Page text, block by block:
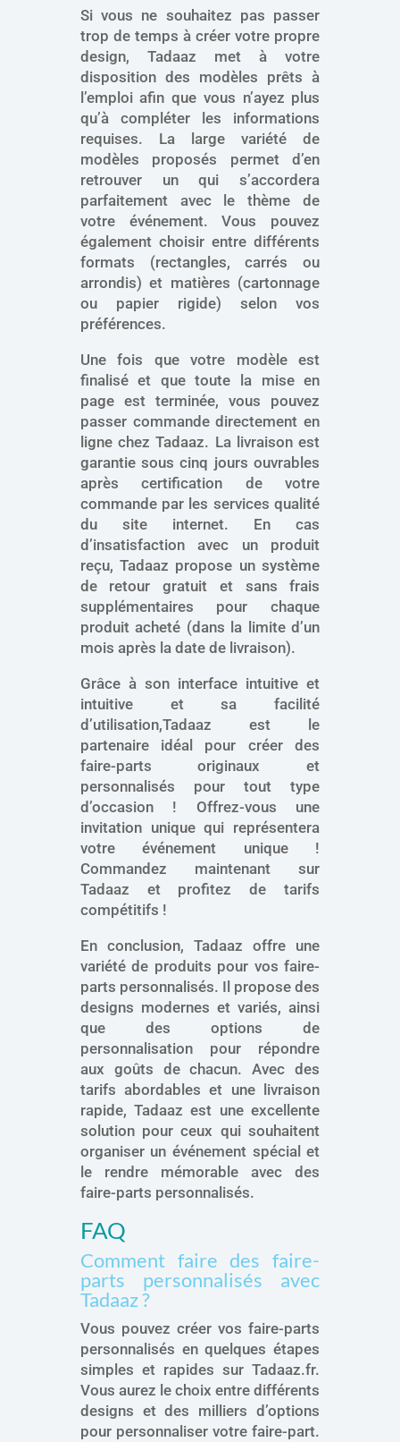
Si vous ne souhaitez pas passer
trop de temps à créer votre propre
design, Tadaaz met à votre
disposition des modèles prêts à
l’emploi afin que vous n’ayez plus
qu’à compléter les informations
requises. La large variété de
modèles proposés permet d’en
retrouver un qui s’accordera
parfaitement avec le thème de
votre événement. Vous pouvez
également choisir entre différents
formats (rectangles, carrés ou
arrondis) et matières (cartonnage
ou papier rigide) selon vos
préférences.
Une fois que votre modèle est
finalisé et que toute la mise en
page est terminée, vous pouvez
passer commande directement en
ligne chez Tadaaz. La livraison est
garantie sous cinq jours ouvrables
après certification de votre
commande par les services qualité
du site internet. En cas
d’insatisfaction avec un produit
reçu, Tadaaz propose un système
de retour gratuit et sans frais
supplémentaires pour chaque
produit acheté (dans la limite d’un
mois après la date de livraison).
Grâce à son interface intuitive et
intuitive et sa facilité
d’utilisation,Tadaaz est le
partenaire idéal pour créer des
faire-parts originaux et
personnalisés pour tout type
d’occasion ! Offrez-vous une
invitation unique qui représentera
votre événement unique !
Commandez maintenant sur
Tadaaz et profitez de tarifs
compétitifs !
En conclusion, Tadaaz offre une
variété de produits pour vos faire-
parts personnalisés. Il propose des
designs modernes et variés, ainsi
que des options de
personnalisation pour répondre
aux goûts de chacun. Avec des
tarifs abordables et une livraison
rapide, Tadaaz est une excellente
solution pour ceux qui souhaitent
organiser un événement spécial et
le rendre mémorable avec des
faire-parts personnalisés.
FAQ
Comment faire des faire-
parts personnalisés avec
Tadaaz ?
Vous pouvez créer vos faire-parts
personnalisés en quelques étapes
simples et rapides sur Tadaaz.fr.
Vous aurez le choix entre différents
designs et des milliers d’options
pour personnaliser votre faire-part.